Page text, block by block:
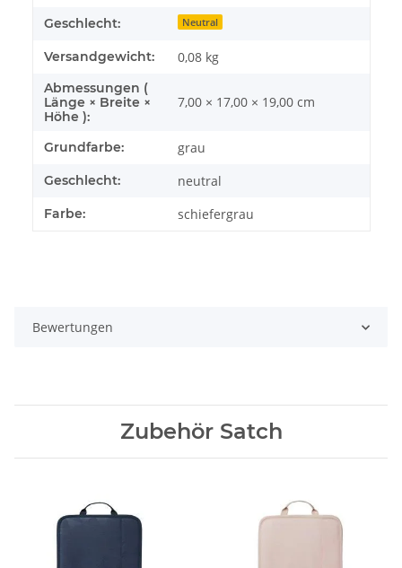
Geschlecht: Neutral
Versandgewicht: 0,08 kg
Abmessungen (
Länge × Breite ×
Höhe ):
7,00 × 17,00 × 19,00 cm
Grundfarbe: grau
Geschlecht: neutral
Farbe: schiefergrau
Bewertungen
Zubehör Satch